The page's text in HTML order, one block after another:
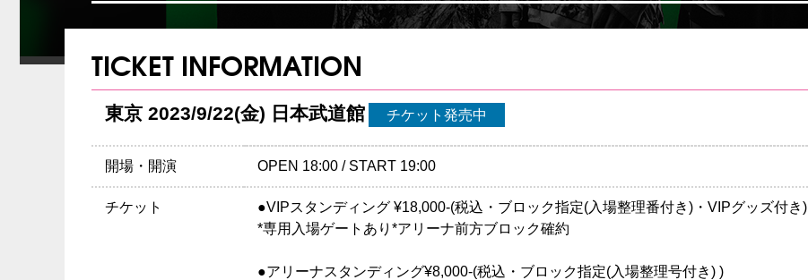
TICKET INFORMATION
東京 2023/9/22(金) 日本武道館 チケット発売中
開場・開演 OPEN 18:00 / START 19:00
チケット
●VIPスタンディング ¥18,000-(税込・ブロック指定(入場整理番付き)・VIPグッズ付き)
*専用入場ゲートあり*アリーナ前方ブロック確約
●アリーナスタンディング¥8,000-(税込・ブロック指定(入場整理号付き) )